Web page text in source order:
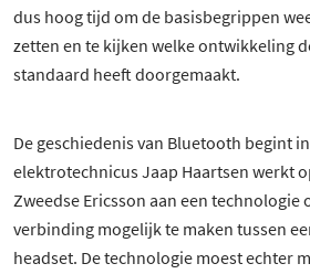
dus hoog tijd om de basisbegrippen
zetten en te kijken welke ontwikkeling
standaard heeft doorgemaakt.
De geschiedenis van Bluetooth begint
elektrotechnicus Jaap Haartsen werkt
Zweedse Ericsson aan een technologie
verbinding mogelijk te maken tussen
headset. De technologie moest echter